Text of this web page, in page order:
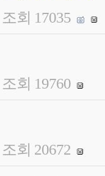
조회 17035
조회 19760
조회 20672